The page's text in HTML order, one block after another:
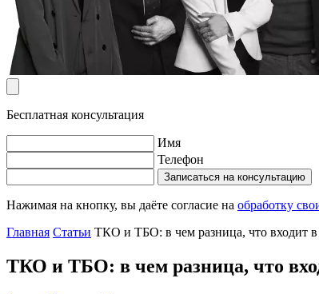
Бесплатная консультация
Имя
Телефон
Записаться на консультацию
Нажимая на кнопку, вы даёте согласие на обработку
Главная Статьи ТКО и ТБО: в чем разница, что входит в
ТКО и ТБО: в чем разница, что